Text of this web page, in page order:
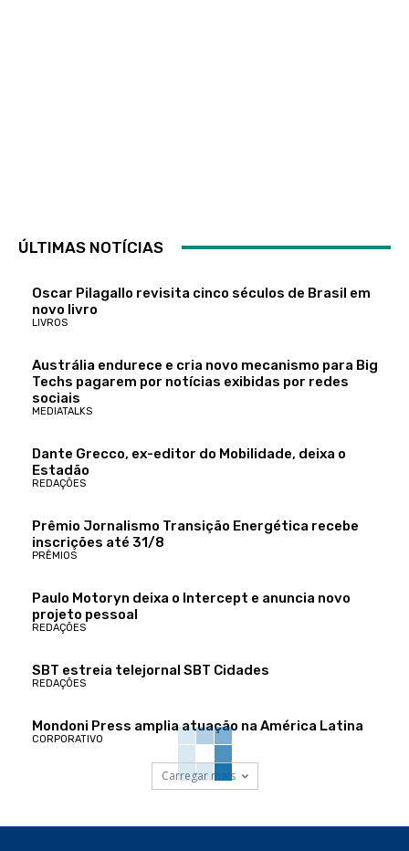
ÚLTIMAS NOTÍCIAS
Oscar Pilagallo revisita cinco séculos de Brasil em
novo livro
LIVROS
Austrália endurece e cria novo mecanismo para Big
Techs pagarem por notícias exibidas por redes
sociais
MEDIATALKS
Dante Grecco, ex-editor do Mobilidade, deixa o
Estadão
REDAÇÕES
Prêmio Jornalismo Transição Energética recebe
inscrições até 31/8
PRÊMIOS
Paulo Motoryn deixa o Intercept e anuncia novo
projeto pessoal
REDAÇÕES
SBT estreia telejornal SBT Cidades
REDAÇÕES
Mondoni Press amplia atuação na América Latina
CORPORATIVO
Carregar mais